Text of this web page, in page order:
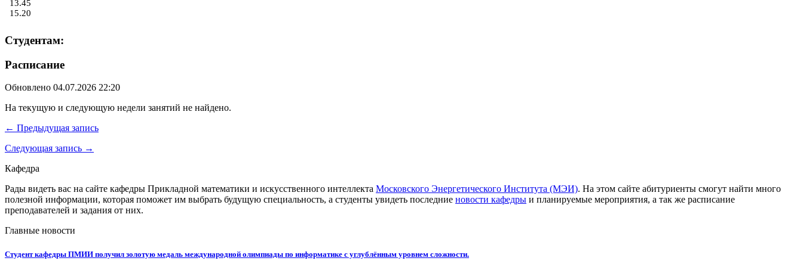
13.45
15.20
Студентам:
Расписание
Обновлено 04.07.2026 22:20
На текущую и следующую недели занятий не найдено.
← Предыдущая запись
Следующая запись →
Кафедра
Рады видеть вас на сайте кафедры Прикладной математики и искусственного интеллекта Московского Энергетического Института (МЭИ). На этом сайте абитуриенты смогут найти много
полезной информации, которая поможет им выбрать будущую специальность, а студенты увидеть последние новости кафедры и планируемые мероприятия, а так же расписание
преподавателей и задания от них.
Главные новости
Студент кафедры ПМИИ получил золотую медаль международной олимпиады по информатике с углублённым уровнем сложности.